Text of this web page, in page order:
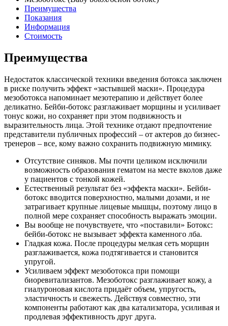
Преимущества
Показания
Информация
Стоимость
Преимущества
Недостаток классической техники введения ботокса заключен
в риске получить эффект «застывшей маски». Процедура
мезоботокса напоминает мезотерапию и действует более
деликатно. Бейби-ботокс разглаживает морщины и усиливает
тонус кожи, но сохраняет при этом подвижность и
выразительность лица. Этой технике отдают предпочтение
представители публичных профессий – от актеров до бизнес-
тренеров – все, кому важно сохранить подвижную мимику.
Отсутствие синяков. Мы почти целиком исключили
возможность образования гематом на месте вколов даже
у пациентов с тонкой кожей.
Естественный результат без «эффекта маски». Бейби-
ботокс вводится поверхностно, малыми дозами, и не
затрагивает крупные лицевые мышцы, поэтому лицо в
полной мере сохраняет способность выражать эмоции.
Вы вообще не почувствуете, что «поставили» Ботокс:
бейби-ботокс не вызывает эффекта каменного лба.
Гладкая кожа. После процедуры мелкая сеть морщин
разглаживается, кожа подтягивается и становится
упругой.
Усиливаем эффект мезоботокса при помощи
биоревитализантов. Мезоботокс разглаживает кожу, а
гиалуроновая кислота придаёт объем, упругость,
эластичность и свежесть. Действуя совместно, эти
компоненты работают как два катализатора, усиливая и
продлевая эффективность друг друга.